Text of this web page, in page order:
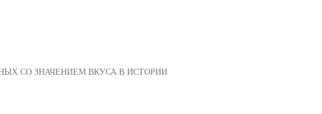
СО ЗНАЧЕНИЕМ ВКУСА В ИСТОРИИ